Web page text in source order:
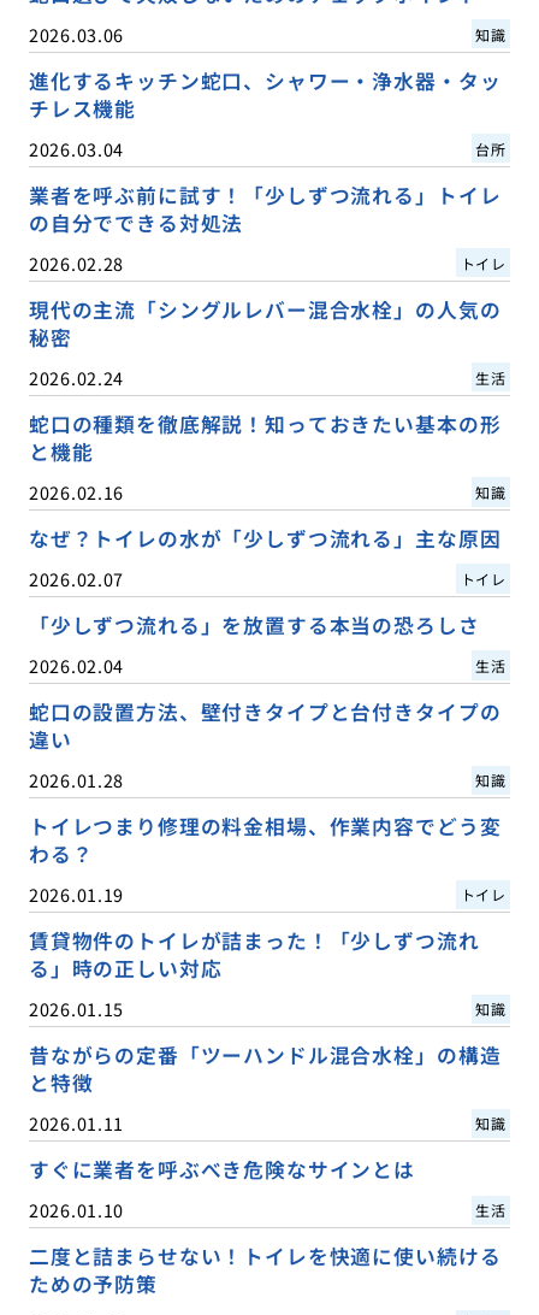
2026.03.06 知識
進化するキッチン蛇口、シャワー・浄水器・タッ
チレス機能
2026.03.04 台所
業者を呼ぶ前に試す！「少しずつ流れる」トイレ
の自分でできる対処法
2026.02.28 トイレ
現代の主流「シングルレバー混合水栓」の人気の
秘密
2026.02.24 生活
蛇口の種類を徹底解説！知っておきたい基本の形
と機能
2026.02.16 知識
なぜ？トイレの水が「少しずつ流れる」主な原因
2026.02.07 トイレ
「少しずつ流れる」を放置する本当の恐ろしさ
2026.02.04 生活
蛇口の設置方法、壁付きタイプと台付きタイプの
違い
2026.01.28 知識
トイレつまり修理の料金相場、作業内容でどう変
わる？
2026.01.19 トイレ
賃貸物件のトイレが詰まった！「少しずつ流れ
る」時の正しい対応
2026.01.15 知識
昔ながらの定番「ツーハンドル混合水栓」の構造
と特徴
2026.01.11 知識
すぐに業者を呼ぶべき危険なサインとは
2026.01.10 生活
二度と詰まらせない！トイレを快適に使い続ける
ための予防策